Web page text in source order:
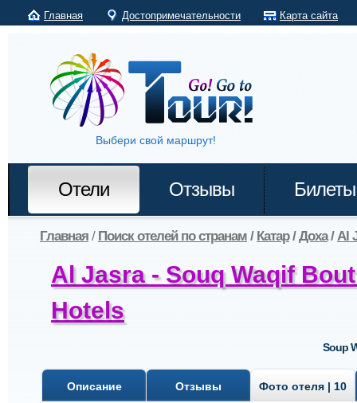
Главная Достопримечательности Карта сайта
Выбери свой маршрут!
Отели Отзывы Билеты
Главная / Поиск отелей по странам / Катар/Доха/Al
Al Jasra - Souq Waqif
Hotels
Soup
Описание Отзывы Фото отеля | 10